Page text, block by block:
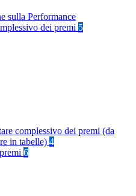
sulla Performance
dei premi 5
complessivo dei premi (da
in tabelle) 4
6